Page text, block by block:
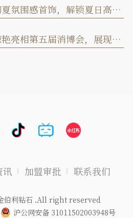
围感首饰，解锁夏日高光造型密码
第五届消博会，展现珠宝艺术魅力
讯 加盟审批 联系我们
伯利钻石 .All right reserved
沪公网安备 31011502003948号